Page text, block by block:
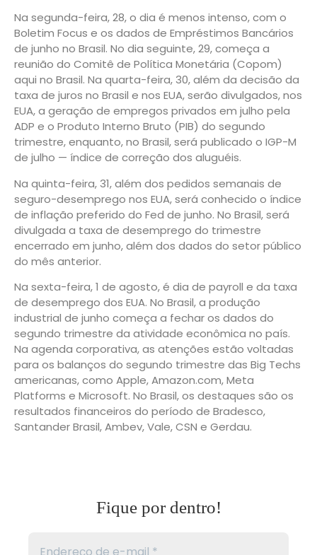
Na segunda-feira, 28, o dia é menos intenso, com o
Boletim Focus e os dados de Empréstimos Bancários
de junho no Brasil. No dia seguinte, 29, começa a
reunião do Comitê de Política Monetária (Copom)
aqui no Brasil. Na quarta-feira, 30, além da decisão da
taxa de juros no Brasil e nos EUA, serão divulgados, nos
EUA, a geração de empregos privados em julho pela
ADP e o Produto Interno Bruto (PIB) do segundo
trimestre, enquanto, no Brasil, será publicado o IGP-M
de julho — índice de correção dos aluguéis.
Na quinta-feira, 31, além dos pedidos semanais de
seguro-desemprego nos EUA, será conhecido o índice
de inflação preferido do Fed de junho. No Brasil, será
divulgada a taxa de desemprego do trimestre
encerrado em junho, além dos dados do setor público
do mês anterior.
Na sexta-feira, 1 de agosto, é dia de payroll e da taxa
de desemprego dos EUA. No Brasil, a produção
industrial de junho começa a fechar os dados do
segundo trimestre da atividade econômica no país.
Na agenda corporativa, as atenções estão voltadas
para os balanços do segundo trimestre das Big Techs
americanas, como Apple, Amazon.com, Meta
Platforms e Microsoft. No Brasil, os destaques são os
resultados financeiros do período de Bradesco,
Santander Brasil, Ambev, Vale, CSN e Gerdau.
Fique por dentro!